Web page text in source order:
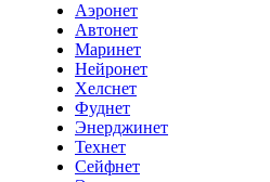
Аэронет
Автонет
Маринет
Нейронет
Хелснет
Фуднет
Энерджинет
Технет
Сейфнет